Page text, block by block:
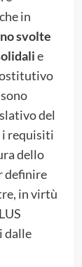
in
svolte
e
del
i requisiti
dello
definire
in virtù
dalle